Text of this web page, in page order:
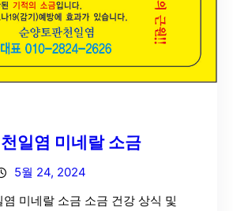
일염 미네랄 소금
5월 24, 2024
미네랄 소금 소금 건강 상식 및